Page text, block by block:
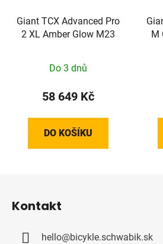
Giant TCX Advanced Pro
2 XL Amber Glow M23
Do 3 dnů
58 649 Kč
DO KOŠÍKU
M
Kontakt
hello@bicykle.schwabik.sk